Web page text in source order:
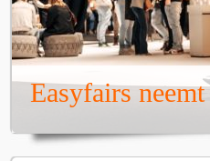
Easyfairs